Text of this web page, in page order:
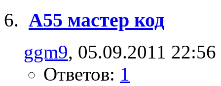
А55 мастер код
ggm9, 05.09.2011 22:56
Ответов: 1